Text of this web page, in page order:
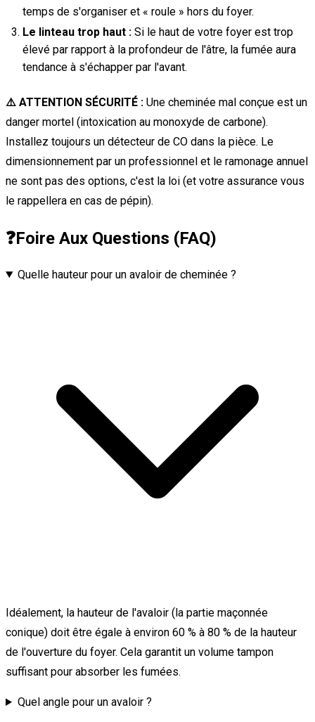
temps de s'organiser et « roule » hors du foyer.
Le linteau trop haut : Si le haut de votre foyer est trop
élevé par rapport à la profondeur de l'âtre, la fumée aura
tendance à s'échapper par l'avant.
⚠️ ATTENTION SÉCURITÉ : Une cheminée mal conçue est un
danger mortel (intoxication au monoxyde de carbone).
Installez toujours un détecteur de CO dans la pièce. Le
dimensionnement par un professionnel et le ramonage annuel
ne sont pas des options, c'est la loi (et votre assurance vous
le rappellera en cas de pépin).
❓Foire Aux Questions (FAQ)
Quelle hauteur pour un avaloir de cheminée ?
Idéalement, la hauteur de l'avaloir (la partie maçonnée
conique) doit être égale à environ 60 % à 80 % de la hauteur
de l'ouverture du foyer. Cela garantit un volume tampon
suffisant pour absorber les fumées.
Quel angle pour un avaloir ?